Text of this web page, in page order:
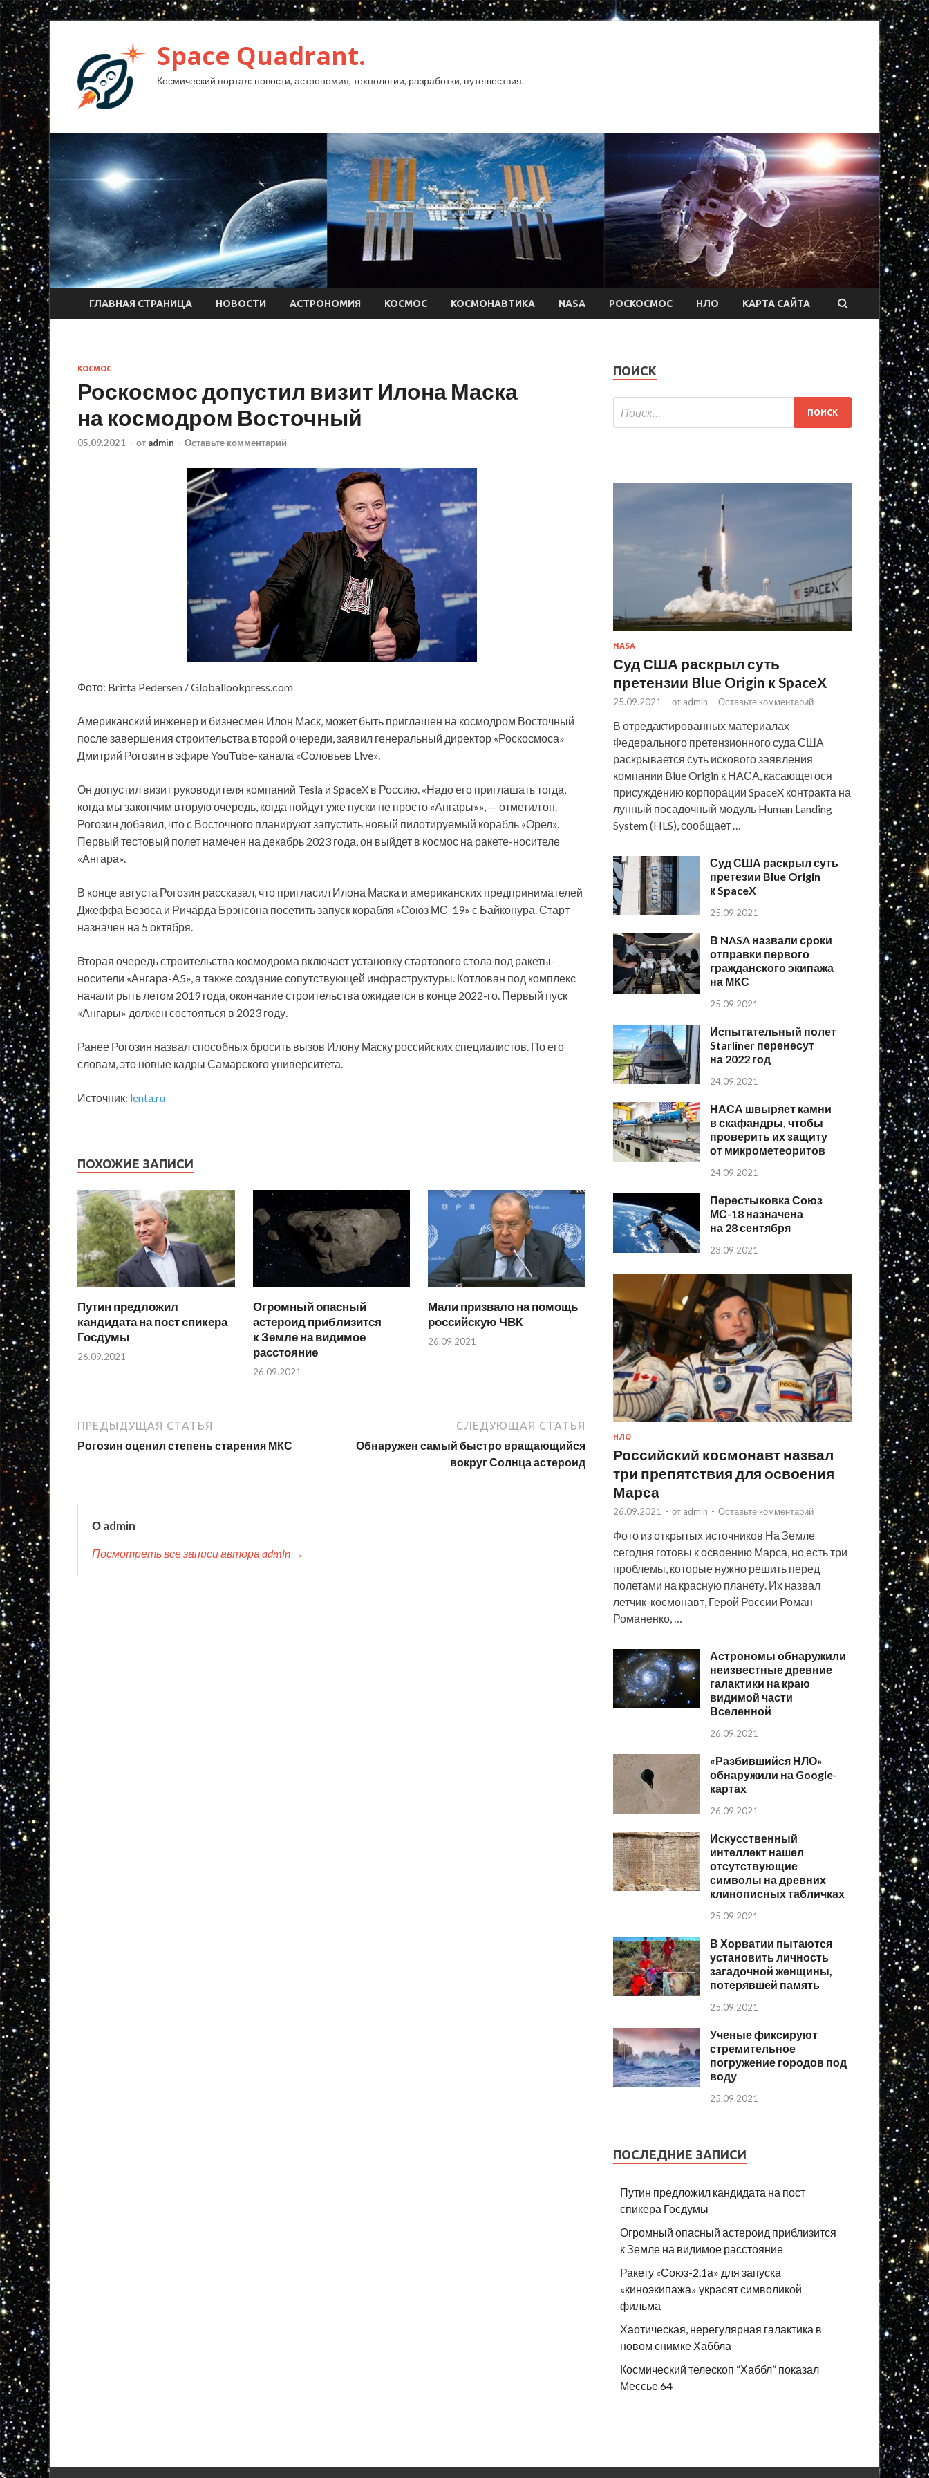
Space Quadrant.
Космический портал: новости, астрономия, технологии, разработки, путешествия.
ГЛАВНАЯ СТРАНИЦА НОВОСТИ АСТРОНОМИЯ КОСМОС КОСМОНАВТИКА NASA РОСКОСМОС НЛО КАРТА САЙТА
КОСМОС
Роскосмос допустил визит Илона Маска
на космодром Восточный
05.09.2021 - от admin - Оставьте комментарий
Фото: Britta Pedersen / Globallookpress.com
Американский инженер и бизнесмен Илон Маск, может быть приглашен на космодром Восточный
после завершения строительства второй очереди, заявил генеральный директор «Роскосмоса»
Дмитрий Рогозин в эфире YouTube-канала «Соловьев Live».
Он допустил визит руководителя компаний Tesla и SpaceX в Россию. «Надо его приглашать тогда,
когда мы закончим вторую очередь, когда пойдут уже пуски не просто «Ангары»», — отметил он.
Рогозин добавил, что с Восточного планируют запустить новый пилотируемый корабль «Орел».
Первый тестовый полет намечен на декабрь 2023 года, он выйдет в космос на ракете-носителе
«Ангара».
В конце августа Рогозин рассказал, что пригласил Илона Маска и американских предпринимателей
Джеффа Безоса и Ричарда Брэнсона посетить запуск корабля «Союз МС-19» с Байконура. Старт
назначен на 5 октября.
Вторая очередь строительства космодрома включает установку стартового стола под ракеты-
носители «Ангара-А5», а также создание сопутствующей инфраструктуры. Котлован под комплекс
начали рыть летом 2019 года, окончание строительства ожидается в конце 2022-го. Первый пуск
«Ангары» должен состояться в 2023 году.
Ранее Рогозин назвал способных бросить вызов Илону Маску российских специалистов. По его
словам, это новые кадры Самарского университета.
Источник: lenta.ru
ПОХОЖИЕ ЗАПИСИ
Путин предложил
кандидата на пост спикера
Госдумы
26.09.2021
Огромный опасный
астероид приблизится
к Земле на видимое
расстояние
26.09.2021
Мали призвало на помощь
российскую ЧВК
26.09.2021
ПРЕДЫДУЩАЯ СТАТЬЯ
Рогозин оценил степень старения МКС
СЛЕДУЮЩАЯ СТАТЬЯ
Обнаружен самый быстро вращающийся
вокруг Солнца астероид
О admin
Посмотреть все записи автора admin →
ПОИСК
NASA
Суд США раскрыл суть
претензии Blue Origin к SpaceX
25.09.2021 - от admin - Оставьте комментарий
В отредактированных материалах
Федерального претензионного суда США
раскрывается суть искового заявления
компании Blue Origin к НАСА, касающегося
присуждению корпорации SpaceX контракта на
лунный посадочный модуль Human Landing
System (HLS), сообщает …
Суд США раскрыл суть
претезии Blue Origin
к SpaceX
25.09.2021
В NASA назвали сроки
отправки первого
гражданского экипажа
на МКС
25.09.2021
Испытательный полет
Starliner перенесут
на 2022 год
24.09.2021
НАСА швыряет камни
в скафандры, чтобы
проверить их защиту
от микрометеоритов
24.09.2021
Перестыковка Союз
МС-18 назначена
на 28 сентября
23.09.2021
НЛО
Российский космонавт назвал
три препятствия для освоения
Марса
26.09.2021 - от admin - Оставьте комментарий
Фото из открытых источников На Земле
сегодня готовы к освоению Марса, но есть три
проблемы, которые нужно решить перед
полетами на красную планету. Их назвал
летчик-космонавт, Герой России Роман
Романенко, …
Астрономы обнаружили
неизвестные древние
галактики на краю
видимой части
Вселенной
26.09.2021
«Разбившийся НЛО»
обнаружили на Google-
картах
26.09.2021
Искусственный
интеллект нашел
отсутствующие
символы на древних
клинописных табличках
25.09.2021
В Хорватии пытаются
установить личность
загадочной женщины,
потерявшей память
25.09.2021
Ученые фиксируют
стремительное
погружение городов под
воду
25.09.2021
ПОСЛЕДНИЕ ЗАПИСИ
Путин предложил кандидата на пост
спикера Госдумы
Огромный опасный астероид приблизится
к Земле на видимое расстояние
Ракету «Союз-2.1а» для запуска
«киноэкипажа» украсят символикой
фильма
Хаотическая, нерегулярная галактика в
новом снимке Хаббла
Космический телескоп “Хаббл” показал
Мессье 64